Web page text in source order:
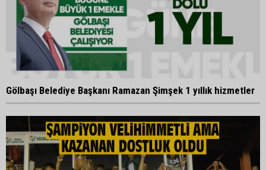
Gölbaşı Belediye Başkanı Ramazan Şimşek 1 yıllık hizmetler